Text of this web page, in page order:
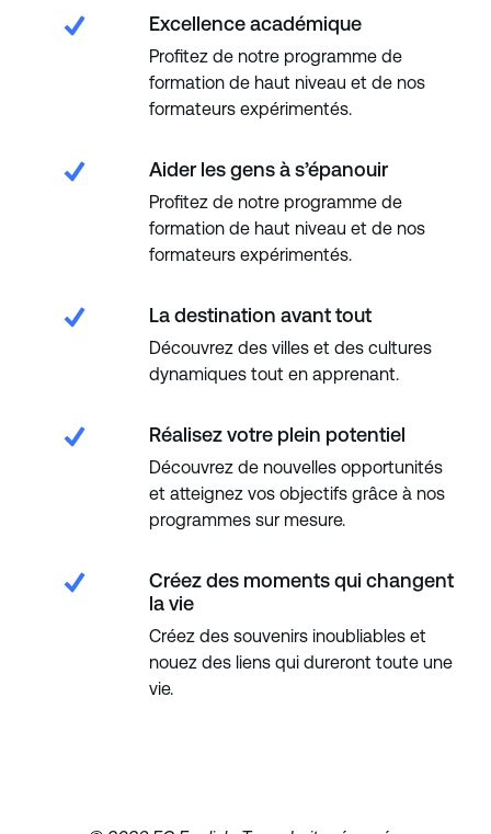
Excellence académique
Profitez de notre programme de
formation de haut niveau et de nos
formateurs expérimentés.
Aider les gens à s’épanouir
Profitez de notre programme de
formation de haut niveau et de nos
formateurs expérimentés.
La destination avant tout
Découvrez des villes et des cultures
dynamiques tout en apprenant.
Réalisez votre plein potentiel
Découvrez de nouvelles opportunités
et atteignez vos objectifs grâce à nos
programmes sur mesure.
Créez des moments qui changent
la vie
Créez des souvenirs inoubliables et
nouez des liens qui dureront toute une
vie.